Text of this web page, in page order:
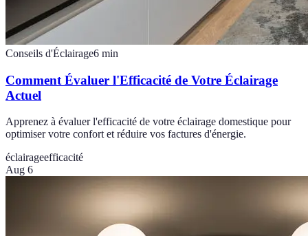
Conseils d'Éclairage6 min
Comment Évaluer l'Efficacité de Votre Éclairage
Actuel
Apprenez à évaluer l'efficacité de votre éclairage domestique pour
optimiser votre confort et réduire vos factures d'énergie.
éclairageefficacité
Aug 6